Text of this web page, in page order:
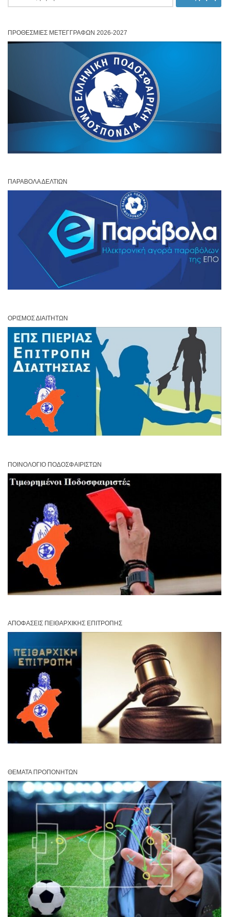
ΠΡΟΘΕΣΜΊΕΣ ΜΕΤΕΓΓΡΑΦΏΝ 2026-2027
ΠΑΡΆΒΟΛΑ ΔΕΛΤΊΩΝ
ΟΡΙΣΜΌΣ ΔΙΑΙΤΗΤΏΝ
ΠΟΙΝΟΛΌΓΙΟ ΠΟΔΟΣΦΑΙΡΙΣΤΏΝ
ΑΠΟΦΆΣΕΙΣ ΠΕΙΘΑΡΧΙΚΉΣ ΕΠΙΤΡΟΠΉΣ
ΘΈΜΑΤΑ ΠΡΟΠΟΝΗΤΏΝ